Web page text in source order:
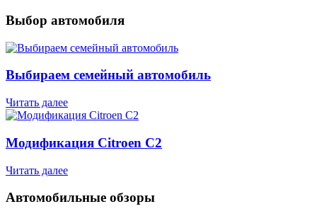
Выбор автомобиля
Выбираем семейный автомобиль
Читать далее
Модификация Citroen С2
Читать далее
Автомобильные обзоры